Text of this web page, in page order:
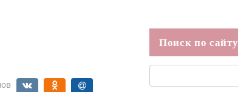
Поиск по сайту